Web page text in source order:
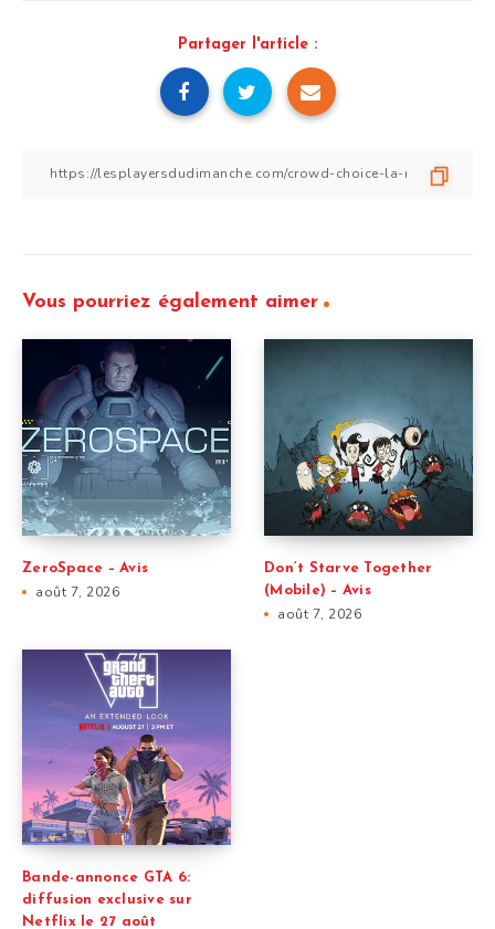
Partager l'article :
Vous pourriez également aimer
ZeroSpace – Avis
août 7, 2026
Don’t Starve Together
(Mobile) – Avis
août 7, 2026
Bande-annonce GTA 6:
diffusion exclusive sur
Netflix le 27 août